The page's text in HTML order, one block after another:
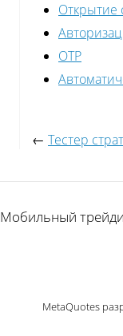
Открытие
OTP
← Тестер
Мобильный
MetaQuotes